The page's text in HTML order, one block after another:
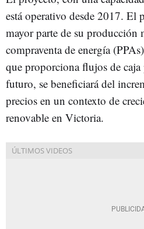
está operativo desde 2017. El
mayor parte de su producción
compraventa de energía
que proporciona flujos de caja
futuro, se beneficiará del
precios en un contexto de
renovable en Victoria.